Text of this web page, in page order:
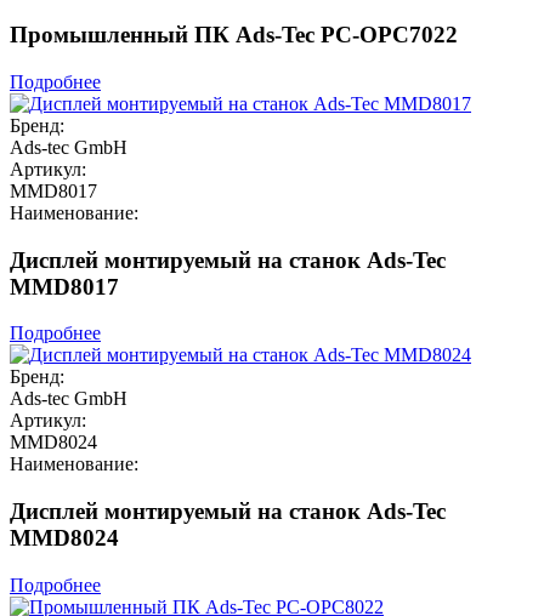
Промышленный ПК Ads-Tec PC-OPC7022
Подробнее
Бренд:
Ads-tec GmbH
Артикул:
MMD8017
Наименование:
Дисплей монтируемый на станок Ads-Tec
MMD8017
Подробнее
Бренд:
Ads-tec GmbH
Артикул:
MMD8024
Наименование:
Дисплей монтируемый на станок Ads-Tec
MMD8024
Подробнее